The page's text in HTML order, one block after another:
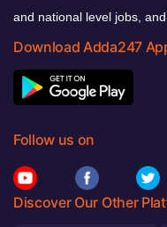
and national level jobs,
Download Adda247
Follow us on
Discover Our Other